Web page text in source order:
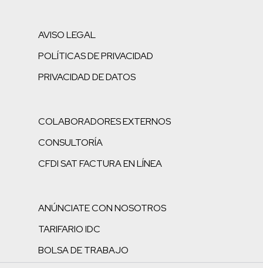
AVISO LEGAL
POLÍTICAS DE PRIVACIDAD
PRIVACIDAD DE DATOS
COLABORADORES EXTERNOS
CONSULTORÍA
CFDI SAT FACTURA EN LÍNEA
ANÚNCIATE CON NOSOTROS
TARIFARIO IDC
BOLSA DE TRABAJO